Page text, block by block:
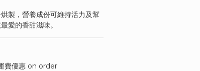
製，營養成份可維持活力及幫
愛的香甜滋味。
費優惠 on order